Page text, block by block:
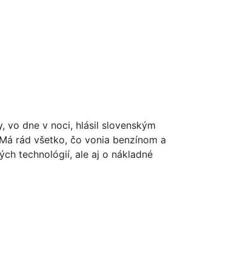
vo dne v noci, hlásil slovenským
rád všetko, čo vonia benzínom a
technológií, ale aj o nákladné